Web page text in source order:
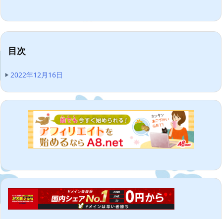
目次
2022年12月16日